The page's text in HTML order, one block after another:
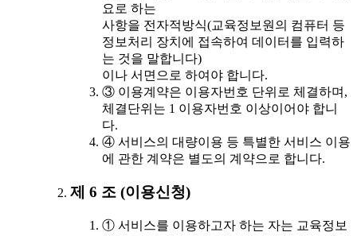
요로 하는
사항을 전자적방식(교육정보원의 컴퓨터 등
정보처리 장치에 접속하여 데이터를 입력하
는 것을 말합니다)
이나 서면으로 하여야 합니다.
③ 이용계약은 이용자번호 단위로 체결하며,
체결단위는 1 이용자번호 이상이어야 합니
다.
④ 서비스의 대량이용 등 특별한 서비스 이용
에 관한 계약은 별도의 계약으로 합니다.
제 6 조 (이용신청)
① 서비스를 이용하고자 하는 자는 교육정보